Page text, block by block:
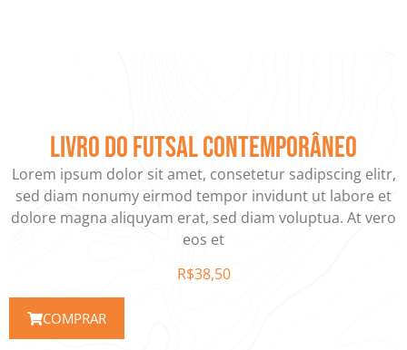
LIVRO DO FUTSAL CONTEMPORÂNEO
Lorem ipsum dolor sit amet, consetetur sadipscing elitr,
sed diam nonumy eirmod tempor invidunt ut labore et
dolore magna aliquyam erat, sed diam voluptua. At vero
eos et
R$38,50
COMPRAR